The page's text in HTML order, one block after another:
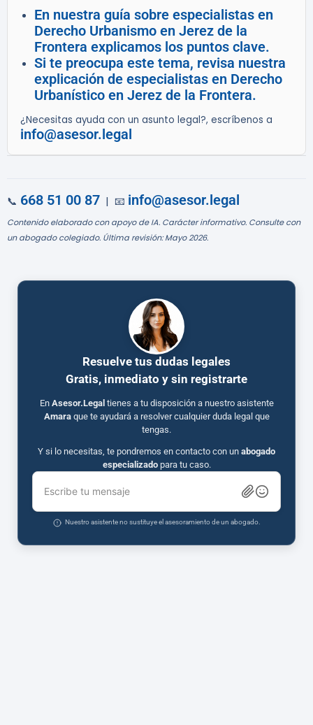
En nuestra guía sobre especialistas en
Derecho Urbanismo en Jerez de la
Frontera explicamos los puntos clave.
Si te preocupa este tema, revisa nuestra
explicación de especialistas en Derecho
Urbanístico en Jerez de la Frontera.
¿Necesitas ayuda con un asunto legal?, escríbenos a
info@asesor.legal
📞 668 51 00 87 | 📧 info@asesor.legal
Contenido elaborado con apoyo de IA. Carácter informativo. Consulte con
un abogado colegiado. Última revisión: Mayo 2026.
Resuelve tus dudas legales
Gratis, inmediato y sin registrarte
En Asesor.Legal tienes a tu disposición a nuestro asistente
Amaraque te ayudará a resolver cualquier duda legal que
tengas.
Y si lo necesitas, te pondremos en contacto con un abogado
especializadopara tu caso.
Escribe tu mensaje
Nuestro asistente no sustituye el asesoramiento de un abogado.